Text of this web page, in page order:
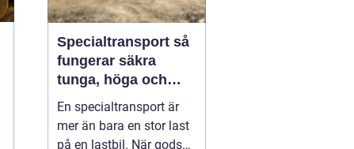
Specialtransport så
fungerar säkra
tunga, höga och
breda transporter
En specialtransport är
mer än bara en stor last
på en lastbil. När gods